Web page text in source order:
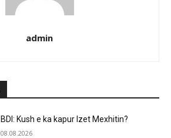
admin
BDI: Kush e ka kapur Izet Mexhitin?
08.08.2026